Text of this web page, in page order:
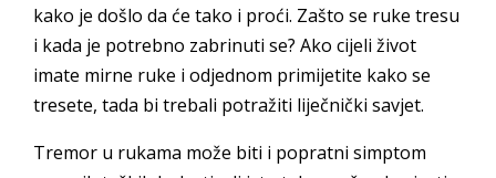
kako je došlo da će tako i proći. Zašto se ruke tresu
i kada je potrebno zabrinuti se? Ako cijeli život
imate mirne ruke i odjednom primijetite kako se
tresete, tada bi trebali potražiti liječnički savjet.
Tremor u rukama može biti i popratni simptom